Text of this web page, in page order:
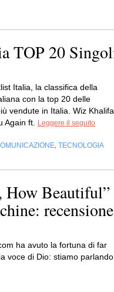
TOP 20
Italia, la classifica della
con la top 20 delle
vendute in Italia. Wiz Khalifa
Again ft.
Leggere il seguito
TECNOLOGIA
How Beautiful”
recensione
ha avuto la fortuna di far
voce di Dio: stiamo parlando